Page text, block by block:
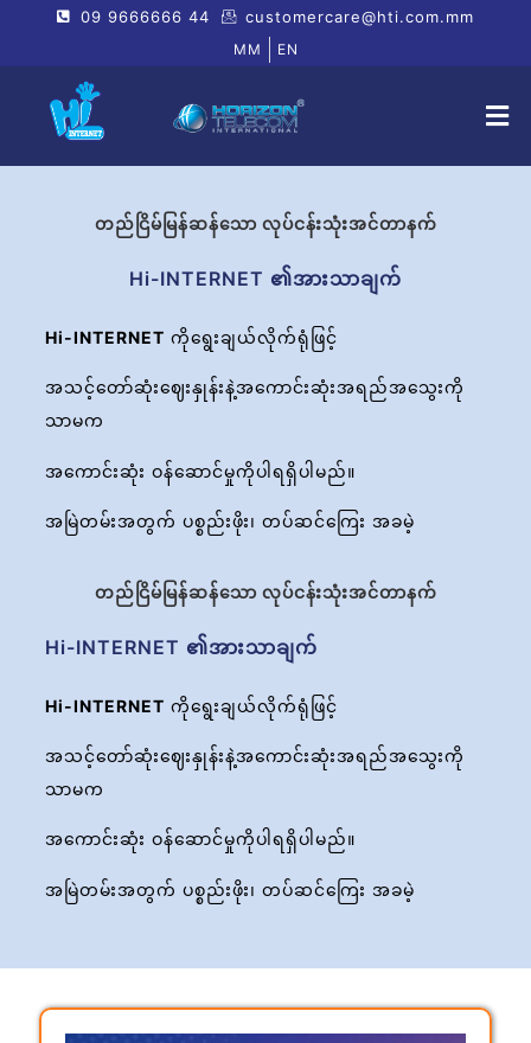
09 9666666 44 customercare@hti.com.mm
MM EN
တည်ငြိမ်မြန်ဆန်သော လုပ်ငန်းသုံးအင်တာနက်
Hi-INTERNET ၏အားသာချက်
Hi-INTERNET ကိုရွေးချယ်လိုက်ရုံဖြင့်
အသင့်တော်ဆုံးဈေးနှုန်းနဲ့အကောင်းဆုံးအရည်အသွေးကို
သာမက
အကောင်းဆုံး ဝန်ဆောင်မှုကိုပါရရှိပါမည်။
အမြဲတမ်းအတွက် ပစ္စည်းဖိုး၊ တပ်ဆင်ကြေး အခမဲ့
တည်ငြိမ်မြန်ဆန်သော လုပ်ငန်းသုံးအင်တာနက်
Hi-INTERNET ၏အားသာချက်
Hi-INTERNET ကိုရွေးချယ်လိုက်ရုံဖြင့်
အသင့်တော်ဆုံးဈေးနှုန်းနဲ့အကောင်းဆုံးအရည်အသွေးကို
သာမက
အကောင်းဆုံး ဝန်ဆောင်မှုကိုပါရရှိပါမည်။
အမြဲတမ်းအတွက် ပစ္စည်းဖိုး၊ တပ်ဆင်ကြေး အခမဲ့